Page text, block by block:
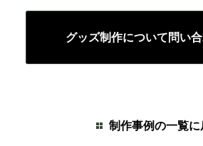
グッズ制作について問い
制作事例の一覧に